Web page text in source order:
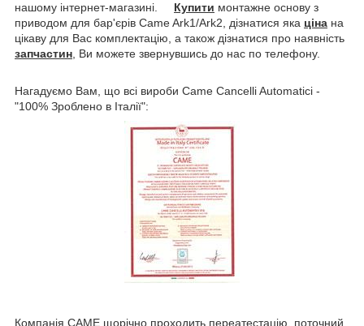
нашому інтернет-магазині. Купити монтажне основу з
приводом для бар'єрів Came Ark1/Ark2, дізнатися яка ціна на
цікаву для Вас комплектацію, а також дізнатися про наявність
запчастин , Ви можете звернувшись до нас по телефону.
Нагадуємо Вам, що всі вироби Came Cancelli Automatici -
"100% Зроблено в Італії":
Компанія CAME щорічно проходить переатестацію, поточний